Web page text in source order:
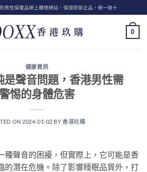
男性保健品網上購物網站、保證原裝正品，假一賠十
0
健康資訊
是聲音問題，香港男性需
惕的身體危害
ON 2024-01-02 BY香港玖購
種聲音的困擾，但實際上，它可能是香
的潛在危機。除了影響睡眠品質外，打